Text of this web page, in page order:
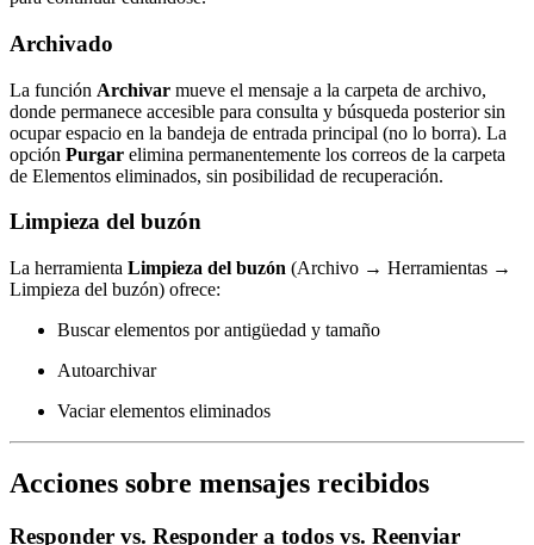
Archivado
La función Archivar mueve el mensaje a la carpeta de archivo,
donde permanece accesible para consulta y búsqueda posterior sin
ocupar espacio en la bandeja de entrada principal (no lo borra). La
opción Purgar elimina permanentemente los correos de la carpeta
de Elementos eliminados, sin posibilidad de recuperación.
Limpieza del buzón
La herramienta Limpieza del buzón (Archivo → Herramientas →
Limpieza del buzón) ofrece:
Buscar elementos por antigüedad y tamaño
Autoarchivar
Vaciar elementos eliminados
Acciones sobre mensajes recibidos
Responder vs. Responder a todos vs. Reenviar